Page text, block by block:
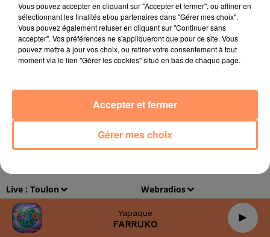
Live : Toulon Webradios
Yapaque
FARRUKO
Mentions légales
Archives 2026 2025 2024 2023 2022
Vous pouvez accepter en cliquant sur "Accepter et fermer", ou affiner en
sélectionnant les finalités et/ou partenaires dans "Gérer mes choix".
Vous pouvez également refuser en cliquant sur "Continuer sans
accepter". Vos préférences ne s'appliqueront que pour ce site. Vous
pouvez mettre à jour vos choix, ou retirer votre consentement à tout
moment via le lien "Gérer les cookies" situé en bas de chaque page.
Gérer mes choix
Accepter et fermer